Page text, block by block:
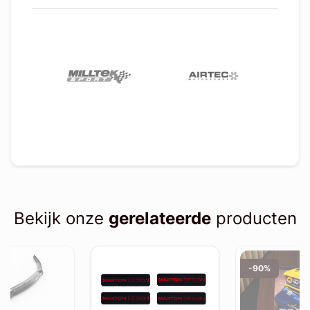
Bekijk onze gerelateerdeproducten
-90%